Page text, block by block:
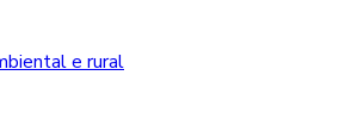
e rural